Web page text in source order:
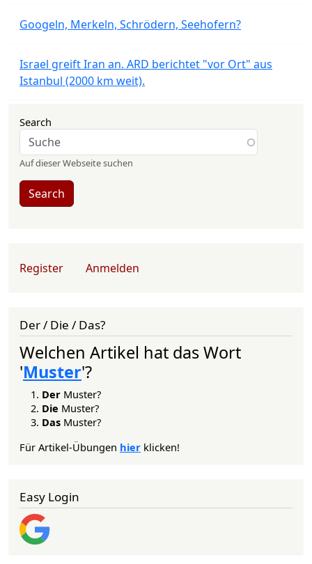
Googeln, Merkeln, Schrödern, Seehofern?
Israel greift Iran an. ARD berichtet "vor Ort" aus
Istanbul (2000 km weit).
Search
Auf dieser Webseite suchen
Search
User account menu
Register Anmelden
Der / Die / Das?
Welchen Artikel hat das Wort
'Muster'?
Der Muster?
Die Muster?
Das Muster?
Für Artikel-Übungen hier klicken!
Easy Login